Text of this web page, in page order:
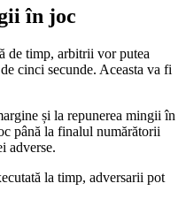
în joc
de timp, arbitrii vor putea
cinci secunde. Aceasta va fi
și la repunerea mingii în
până la finalul numărătorii
adverse.
la timp, adversarii pot